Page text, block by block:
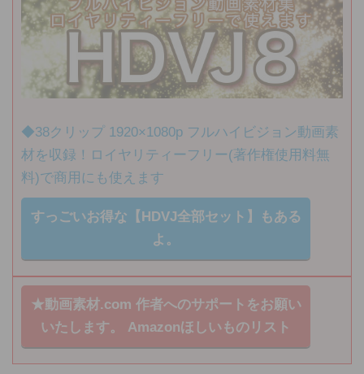
◆38クリップ 1920×1080p フルハイビジョン動画素
材を収録！ロイヤリティーフリー(著作権使用料無
料)で商用にも使えます
すっごいお得な【HDVJ全部セット】もある
よ。
★動画素材.com 作者へのサポートをお願い
いたします。 Amazonほしいものリスト